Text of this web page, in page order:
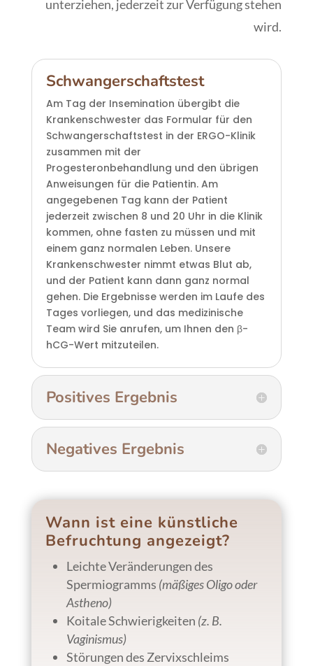
unterziehen, jederzeit zur Verfügung stehen
wird.
Schwangerschaftstest
Am Tag der Insemination übergibt die
Krankenschwester das Formular für den
Schwangerschaftstest in der ERGO-Klinik
zusammen mit der
Progesteronbehandlung und den übrigen
Anweisungen für die Patientin. Am
angegebenen Tag kann der Patient
jederzeit zwischen 8 und 20 Uhr in die Klinik
kommen, ohne fasten zu müssen und mit
einem ganz normalen Leben. Unsere
Krankenschwester nimmt etwas Blut ab,
und der Patient kann dann ganz normal
gehen. Die Ergebnisse werden im Laufe des
Tages vorliegen, und das medizinische
Team wird Sie anrufen, um Ihnen den β-
hCG-Wert mitzuteilen.
Positives Ergebnis
Negatives Ergebnis
Wann ist eine künstliche
Befruchtung angezeigt?
Leichte Veränderungen des
Spermiogramms (mäßiges Oligo oder
Astheno)
Koitale Schwierigkeiten (z. B.
Vaginismus)
Störungen des Zervixschleims